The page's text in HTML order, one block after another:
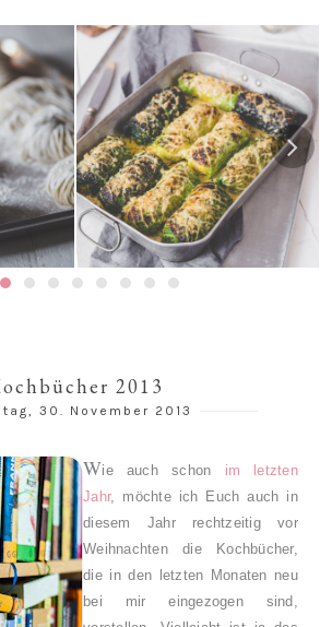
Gedämpfte Jiaozi mit
Schweinefleischfüllung | 餃
子 / 饺子
2013
30. November 2013
Wie auch schon im letzten
Jahr, möchte ich Euch auch in
diesem Jahr rechtzeitig vor
Weihnachten die Kochbücher,
die in den letzten Monaten neu
bei mir eingezogen sind,